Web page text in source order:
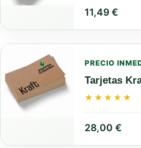
11,49 €
PRECIO
Tarjetas
★★★★★
★★★★★
28,00 €